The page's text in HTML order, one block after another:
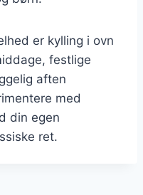
er kylling i ovn
festlige
aften
med
din egen
ret.